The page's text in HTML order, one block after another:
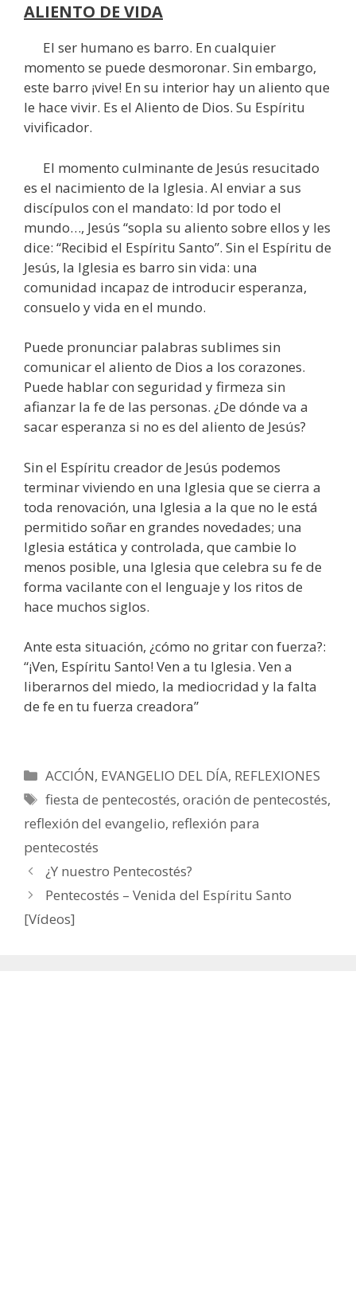
ALIENTO DE VIDA
El ser humano es barro. En cualquier
momento se puede desmoronar. Sin embargo,
este barro ¡vive! En su interior hay un aliento que
le hace vivir. Es el Aliento de Dios. Su Espíritu
vivificador.
El momento culminante de Jesús resucitado
es el nacimiento de la Iglesia. Al enviar a sus
discípulos con el mandato: Id por todo el
mundo…, Jesús “sopla su aliento sobre ellos y les
dice: “Recibid el Espíritu Santo”. Sin el Espíritu de
Jesús, la Iglesia es barro sin vida: una
comunidad incapaz de introducir esperanza,
consuelo y vida en el mundo.
Puede pronunciar palabras sublimes sin
comunicar el aliento de Dios a los corazones.
Puede hablar con seguridad y firmeza sin
afianzar la fe de las personas. ¿De dónde va a
sacar esperanza si no es del aliento de Jesús?
Sin el Espíritu creador de Jesús podemos
terminar viviendo en una Iglesia que se cierra a
toda renovación, una Iglesia a la que no le está
permitido soñar en grandes novedades; una
Iglesia estática y controlada, que cambie lo
menos posible, una Iglesia que celebra su fe de
forma vacilante con el lenguaje y los ritos de
hace muchos siglos.
Ante esta situación, ¿cómo no gritar con fuerza?:
“¡Ven, Espíritu Santo! Ven a tu Iglesia. Ven a
liberarnos del miedo, la mediocridad y la falta
de fe en tu fuerza creadora”
Categorías
ACCIÓN, EVANGELIO DEL DÍA, REFLEXIONES
Etiquetas
fiesta de pentecostés,oración de pentecostés,
reflexión del evangelio, reflexión para
pentecostés
¿Y nuestro Pentecostés?
Pentecostés – Venida del Espíritu Santo
[Vídeos]